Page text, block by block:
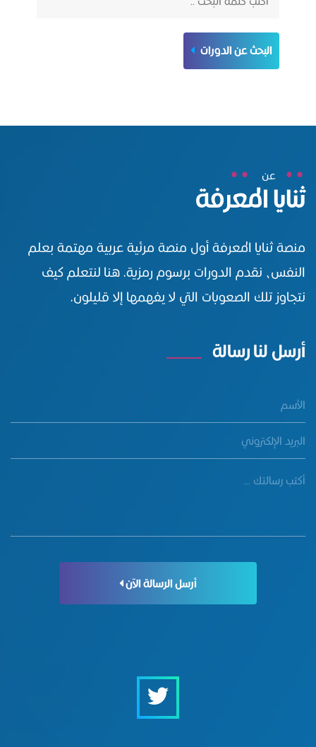
البحث عن الدورات
عن
ثنايا المعرفة
منصة ثنايا المعرفة أول منصة مرئية عربية مهتمة بعلم
النفس، نقدم الدورات برسوم رمزية. هنا لنتعلم كيف
نتجاوز تلك الصعوبات التي لا يفهمها إلا قليلون.
أرسل لنا رسالة
أرسل الرسالة الآن